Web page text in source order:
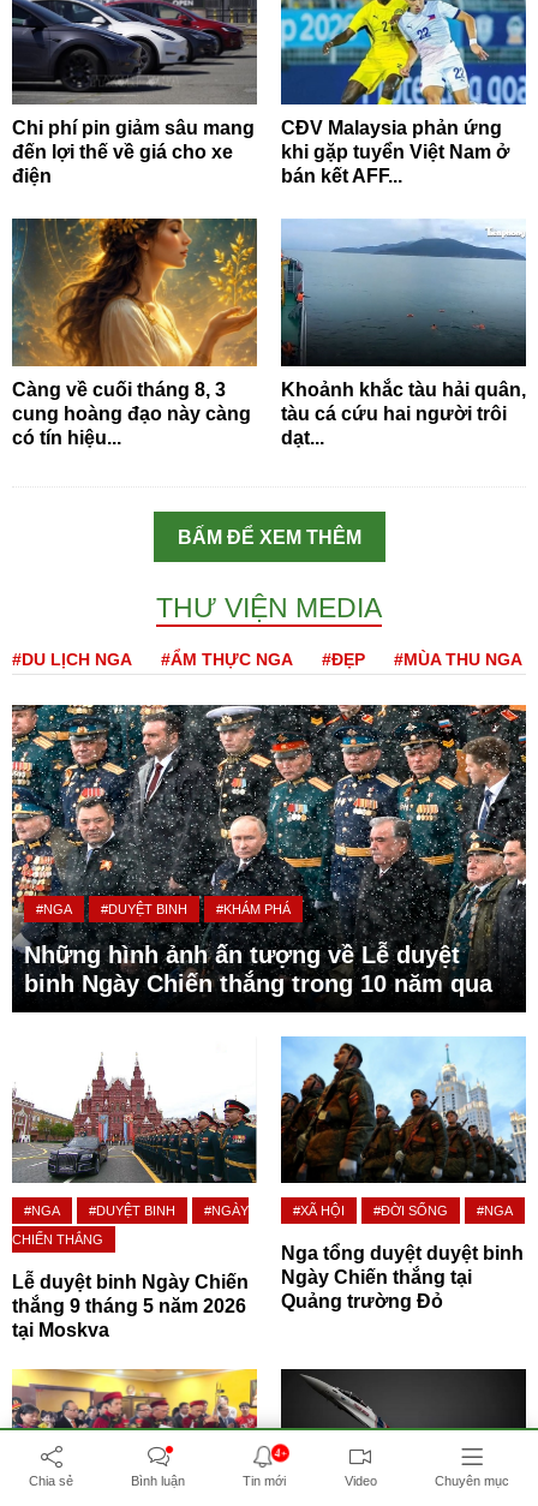
Chi phí pin giảm sâu mang
đến lợi thế về giá cho xe
điện
CĐV Malaysia phản ứng
khi gặp tuyển Việt Nam ở
bán kết AFF...
Càng về cuối tháng 8, 3
cung hoàng đạo này càng
có tín hiệu...
Khoảnh khắc tàu hải quân,
tàu cá cứu hai người trôi
dạt...
BẤM ĐỂ XEM THÊM
THƯ VIỆN MEDIA
#DU LỊCH NGA #ẨM THỰC NGA #ĐẸP #MÙA THU NGA
#NGA #DUYỆT BINH #KHÁM PHÁ
Những hình ảnh ấn tượng về Lễ duyệt
binh Ngày Chiến thắng trong 10 năm qua
#NGA #DUYỆT BINH
#NGÀY
CHIẾN THẮNG
Lễ duyệt binh Ngày Chiến
thắng 9 tháng 5 năm 2026
tại Moskva
#XÃ HỘI #ĐỜI SỐNG #NGA
Nga tổng duyệt duyệt binh
Ngày Chiến thắng tại
Quảng trường Đỏ
Chia sẻ Bình luận
4+
Tin mới Video Chuyên mục